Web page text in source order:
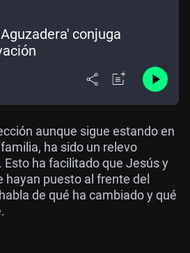
conjuga
aunque sigue estando en
ha sido un relevo
Esto ha facilitado que Jesús y
hayan puesto al frente del
de qué ha cambiado y qué